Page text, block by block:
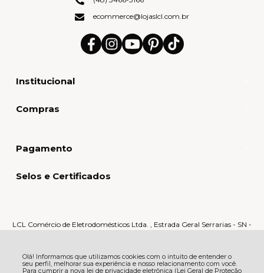
Olá! Informamos que utilizamos cookies com o intuito de entender o
seu perfil, melhorar sua experiência e nosso relacionamento com você.
Para cumprir a nova lei de privacidade eletrônica (Lei Geral de Proteção
Institucional
Compras
ecommerce@lojaslcl.com.br
Pagamento
Selos e Certificados
LCL Comércio de Eletrodomésticos Ltda. , Estrada Geral Serrarias - SN -
Serrarias - 88870-000 - Orleans - SC